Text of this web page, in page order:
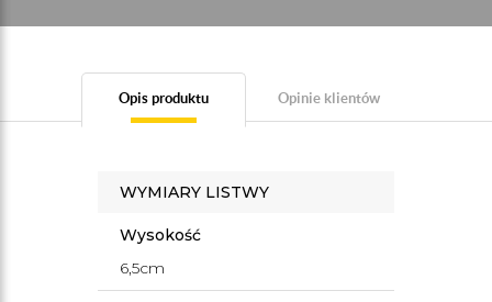
Opis produktu Opinie klientów
WYMIARY LISTWY
Wysokość
6,5cm